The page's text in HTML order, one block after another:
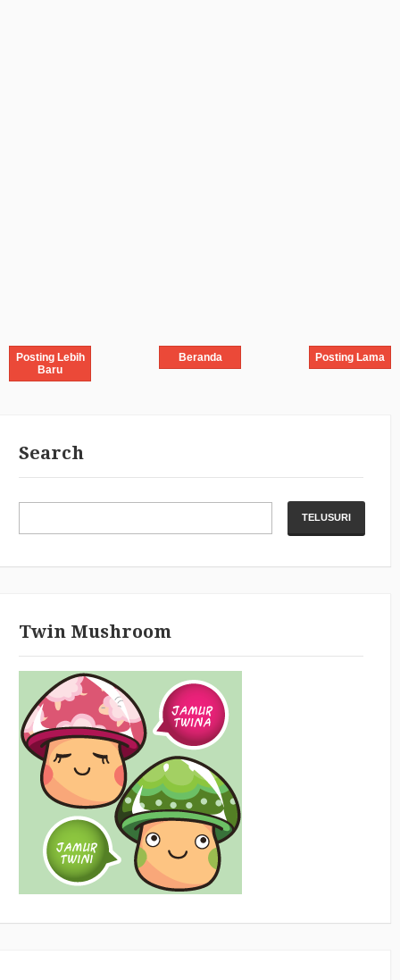
Posting Lebih
Baru
Posting Lama
Beranda
Search
Twin Mushroom